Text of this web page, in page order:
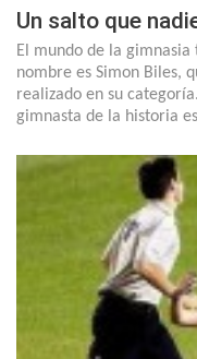
Un salto que
El mundo de la
nombre es Simon Biles,
realizado en su
gimnasta de la historia